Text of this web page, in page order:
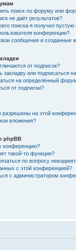
поиск по форуму или
не даёт результатов?
поиска я получил пустую
конференции?
сообщения и созданные
от подписок?
закладку или подписаться
на определённый
от подписки?
разрешены на этой
вложения?
phpBB
конференцию?
такой-то функции?
по вопросу
с этой конференцией?
с администратором